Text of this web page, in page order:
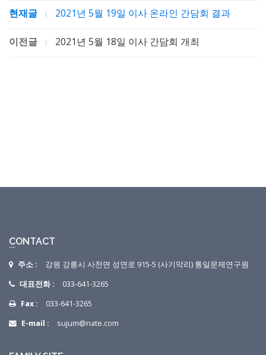
현재글 2021년 5월 19일 이사 온라인 간담회 결과
이전글 2021년 5월 18일 이사 간담회 개최
CONTACT
주소 :
강원 강릉시 사천면 성연로 915-5 (사기막리) 통일문제연구원
대표전화 :
033-641-3265
Fax :
033-641-3265
E-mail :
sujum@nate.com